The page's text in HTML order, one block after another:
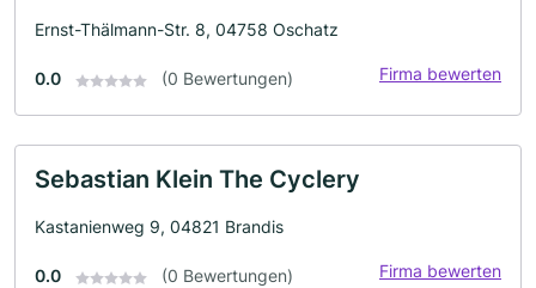
Ernst-Thälmann-Str. 8, 04758 Oschatz
0.0 (0 Bewertungen) Firma bewerten
Sebastian Klein The Cyclery
Kastanienweg 9, 04821 Brandis
0.0 (0 Bewertungen) Firma bewerten